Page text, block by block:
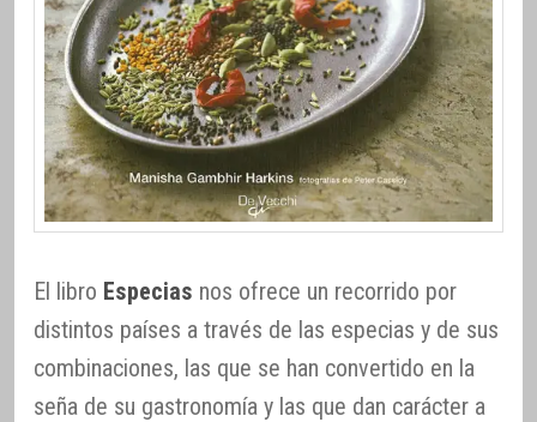
El libro Especias nos ofrece un recorrido por
distintos países a través de las especias y de sus
combinaciones, las que se han convertido en la
seña de su gastronomía y las que dan carácter a